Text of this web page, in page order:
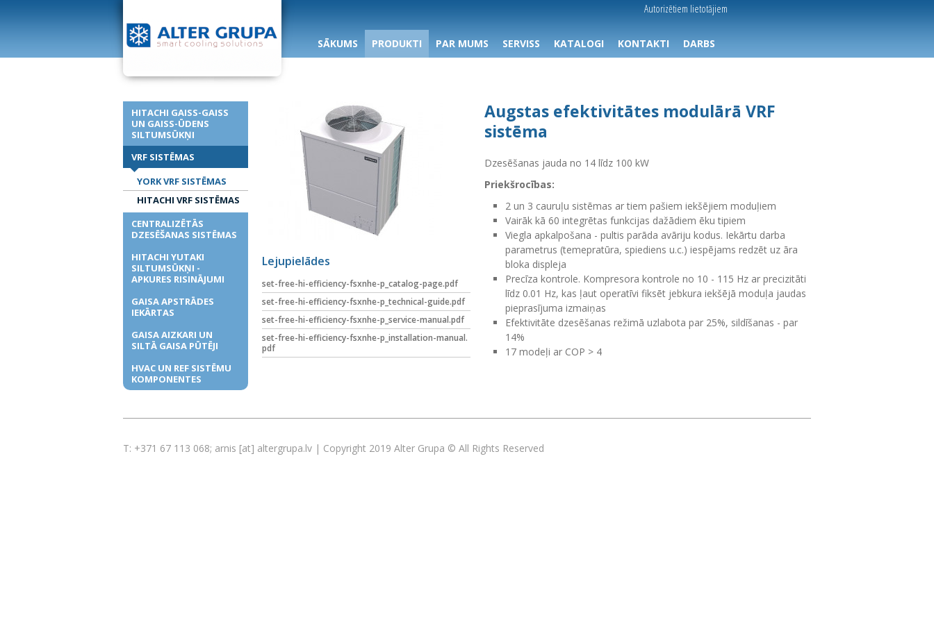
Autorizētiem lietotājiem
SĀKUMS PRODUKTI PAR MUMS SERVISS KATALOGI KONTAKTI DARBS
HITACHI GAISS-GAISS
UN GAISS-ŪDENS
SILTUMSŪKŅI
VRF SISTĒMAS
YORK VRF SISTĒMAS
HITACHI VRF SISTĒMAS
CENTRALIZĒTĀS
DZESĒŠANAS SISTĒMAS
HITACHI YUTAKI
SILTUMSŪKŅI -
APKURES RISINĀJUMI
GAISA APSTRĀDES
IEKĀRTAS
GAISA AIZKARI UN
SILTĀ GAISA PŪTĒJI
HVAC UN REF SISTĒMU
KOMPONENTES
Lejupielādes
set-free-hi-efficiency-fsxnhe-p_catalog-page.pdf
set-free-hi-efficiency-fsxnhe-p_technical-guide.pdf
set-free-hi-efficiency-fsxnhe-p_service-manual.pdf
set-free-hi-efficiency-fsxnhe-p_installation-manual.
pdf
Augstas efektivitātes modulārā VRF
sistēma
Dzesēšanas jauda no 14 līdz 100 kW
Priekšrocības:
2 un 3 cauruļu sistēmas ar tiem pašiem iekšējiem moduļiem
Vairāk kā 60 integrētas funkcijas dažādiem ēku tipiem
Viegla apkalpošana - pultis parāda avāriju kodus. Iekārtu darba
parametrus (temepratūra, spiediens u.c.) iespējams redzēt uz āra
bloka displeja
Precīza kontrole. Kompresora kontrole no 10 - 115 Hz ar precizitāti
līdz 0.01 Hz, kas ļaut operatīvi fiksēt jebkura iekšējā moduļa jaudas
pieprasījuma izmaiņas
Efektivitāte dzesēšanas režimā uzlabota par 25%, sildīšanas - par
14%
17 modeļi ar COP > 4
T: +371 67 113 068; arnis [at] altergrupa.lv | Copyright 2019 Alter Grupa © All Rights Reserved